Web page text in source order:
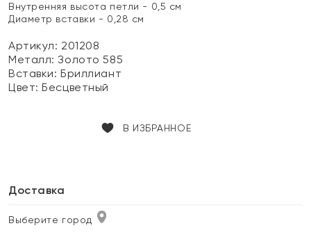
Внутренняя высота петли - 0,5 см
Диаметр вставки - 0,28 см
Артикул: 201208
Металл:Золото 585
Вставки:Бриллиант
Цвет:Бесцветный
В ИЗБРАННОЕ
Доставка
Выберите город